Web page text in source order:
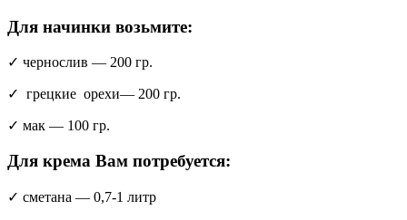
Для начинки возьмите:
✓ чернослив — 200 гр.
✓ грецкие орехи— 200 гр.
✓ мак — 100 гр.
Для крема Вам потребуется:
✓ сметана — 0,7-1 литр